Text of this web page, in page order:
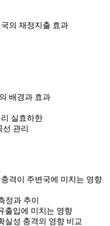
의 재정지출 효과
배경과 효과
실효하한
관리
격이 주변국에 미치는 영향
정과 추이
출입에 미치는 영향
실성 충격의 영향 비교